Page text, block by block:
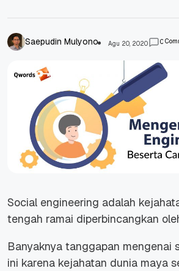
Saepudin Mulyono Agu 20, 2020 0
Social engineering adalah
tengah ramai diperbincangkan
Banyaknya tanggapan mengenai
ini karena kejahatan dunia maya